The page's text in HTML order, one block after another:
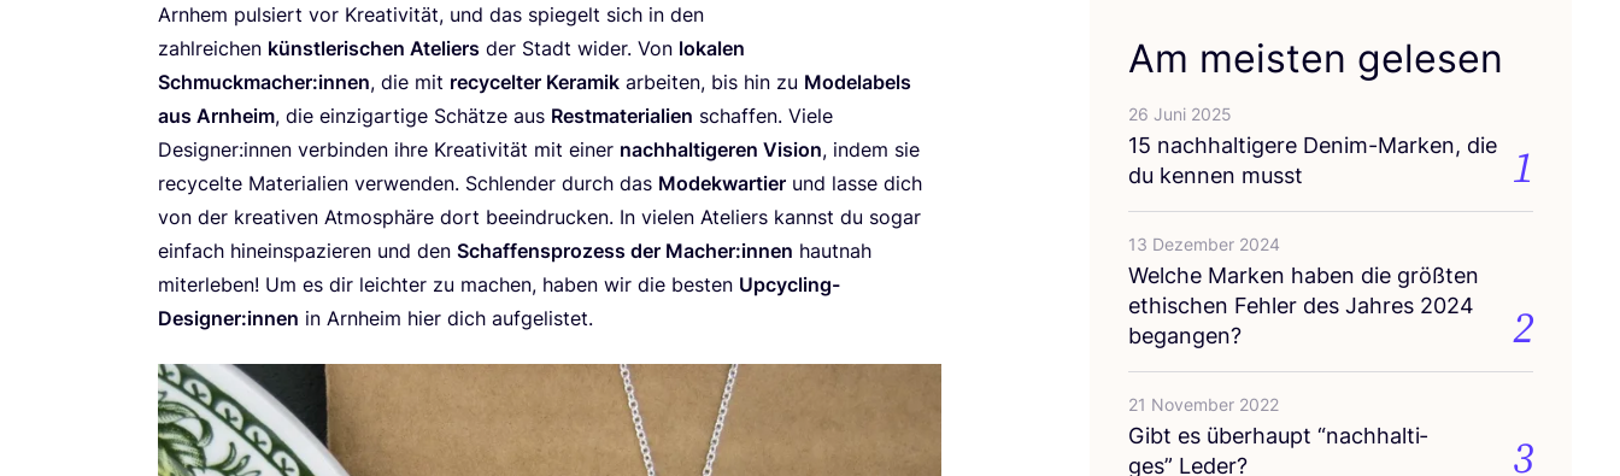
Arn­hem pul­siert vor Krea­ti­vi­tät, und das spie­gelt sich in den
zahl­rei­chen künst­le­ri­schen Ate­liers der Stadt wider. Von loka­len
Schmuckmacher:innen, die mit recy­cel­ter Kera­mik arbei­ten, bis hin zu Mode­la­bels
aus Arn­heim, die ein­zig­ar­ti­ge Schät­ze aus Rest­ma­te­ria­li­en schaf­fen. Vie­le
Designer:innen ver­bin­den ihre Krea­ti­vi­tät mit einer nach­hal­ti­ge­ren Visi­on, indem sie
recy­cel­te Mate­ria­li­en ver­wen­den. Schlen­der durch das Mode­kwar­tier und las­se dich
von der krea­ti­ven Atmo­sphä­re dort beein­dru­cken. In vie­len Ate­liers kannst du sogar
ein­fach hin­ein­spa­zie­ren und den Schaf­fens­pro­zess der Macher:innen haut­nah
mit­er­le­ben! Um es dir leich­ter zu machen, haben wir die bes­ten Upcycling-
Designer:innen in Arn­heim hier dich aufgelistet.
Am meisten gelesen
26 Juni 2025
15 nach­hal­ti­ge­re Den­im-Mar­ken, die
du ken­nen musst
1
13 Dezember 2024
Wel­che Mar­ken haben die größ­ten
ethi­schen Feh­ler des Jah­res 2024
begangen?
2
21 November 2022
Gibt es über­haupt “nach­hal­ti­
ges” Leder?
3